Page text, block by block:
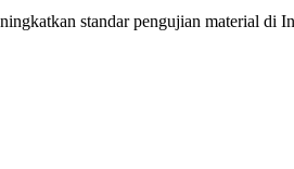
standar pengujian material